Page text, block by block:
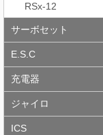
RSx-12
サーボセット
E.S.C
充電器
ジャイロ
ICS